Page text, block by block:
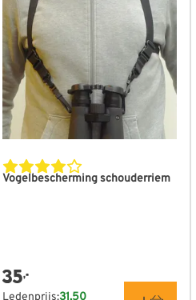
Vogelbescherming schouderriem
35,-